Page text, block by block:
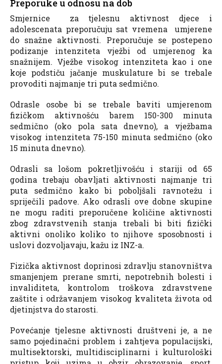
Preporuke u odnosu na dob
Smjernice za tjelesnu aktivnost djece i
adolescenata preporučuju sat vremena umjerene
do snažne aktivnosti. Preporučuje se postepeno
podizanje intenziteta vježbi od umjerenog ka
snažnijem. Vježbe visokog intenziteta kao i one
koje podstiču jačanje muskulature bi se trebale
provoditi najmanje tri puta sedmično.
Odrasle osobe bi se trebale baviti umjerenom
fizičkom aktivnošću barem 150-300 minuta
sedmično (oko pola sata dnevno), a vježbama
visokog intenziteta 75-150 minuta sedmično (oko
15 minuta dnevno).
Odrasli sa lošom pokretljivošću i stariji od 65
godina trebaju obavljati aktivnosti najmanje tri
puta sedmično kako bi poboljšali ravnotežu i
spriječili padove. Ako odrasli ove dobne skupine
ne mogu raditi preporučene količine aktivnosti
zbog zdravstvenih stanja trebali bi biti fizički
aktivni onoliko koliko to njihove sposobnosti i
uslovi dozvoljavaju, kažu iz INZ-a.
Fizička aktivnost doprinosi zdravlju stanovništva
smanjenjem prerane smrti, nepotrebnih bolesti i
invaliditeta, kontrolom troškova zdravstvene
zaštite i održavanjem visokog kvaliteta života od
djetinjstva do starosti.
Povećanje tjelesne aktivnosti društveni je, a ne
samo pojedinačni problem i zahtjeva populacijski,
multisektorski, multidisciplinarni i kulturološki